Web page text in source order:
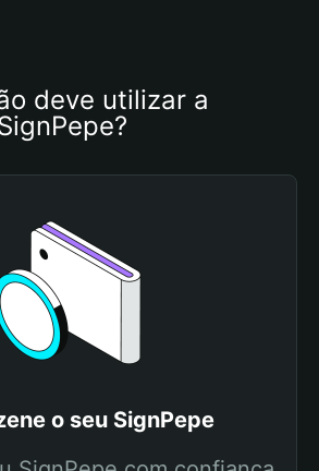
deve utilizar a
o seu SignPepe